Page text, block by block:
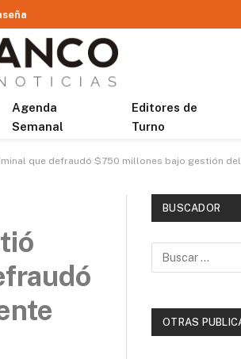
Agenda
Semanal
Editores de
Turno
que defraudó $750 millones bajo gestión del
BUSCADOR
OTRAS